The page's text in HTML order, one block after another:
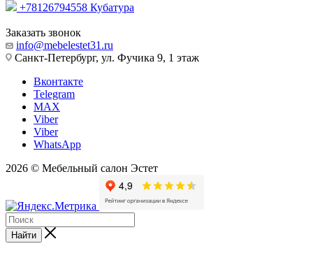
+78126794558 Кубатура
Заказать звонок
info@mebelestet31.ru
Санкт-Петербург, ул. Фучика 9, 1 этаж
Вконтакте
Telegram
MAX
Viber
Viber
WhatsApp
2026 © Мебельный салон Эстет
Найти